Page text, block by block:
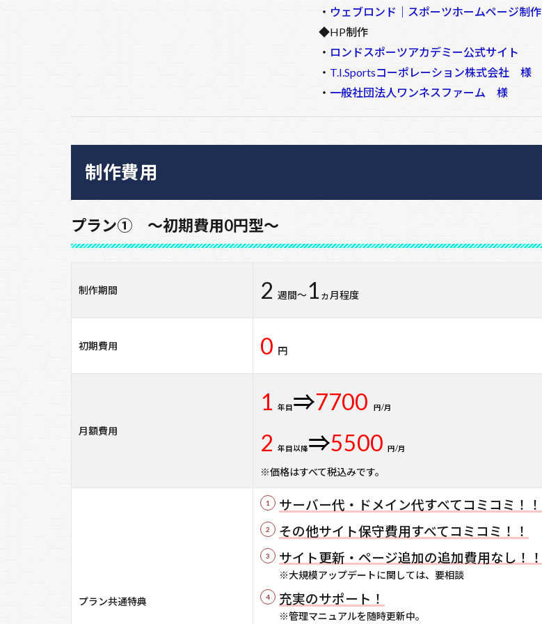
・ ウェブロンド｜スポーツホームページ制作
◆HP制作
・ ロンドスポーツアカデミー公式サイト
・ T.I.Sportsコーポレーション株式会社 様
・ 一般社団法人ワンネスファーム 様
制作費用
プラン① ～初期費用0円型～
制作期間 2 週間～ 1 ヵ月程度
初期費用 0 円
月額費用
1 年目⇒7700 円/月
2 年目以降⇒5500 円/月
※価格はすべて税込みです。
プラン共通特典
サーバー代・ドメイン代すべてコミコミ！！
その他サイト保守費用すべてコミコミ！！
サイト更新・ページ追加の追加費用なし！！
※大規模アップデートに関しては、要相談
充実のサポート！
※管理マニュアルを随時更新中。